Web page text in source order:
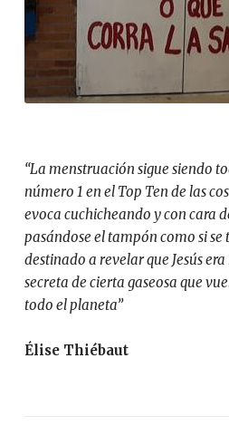
“La menstruación sigue siendo
número 1 en el Top Ten de las
evoca cuchicheando y con cara
pasándose el tampón como si se
destinado a revelar que Jesús
secreta de cierta gaseosa que
todo el planeta”
Élise Thiébaut